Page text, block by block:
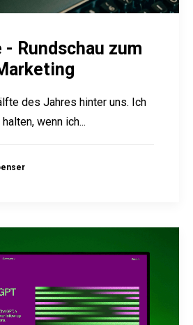
- Rundschau zum
des Jahres hinter uns. Ich
wenn ich...